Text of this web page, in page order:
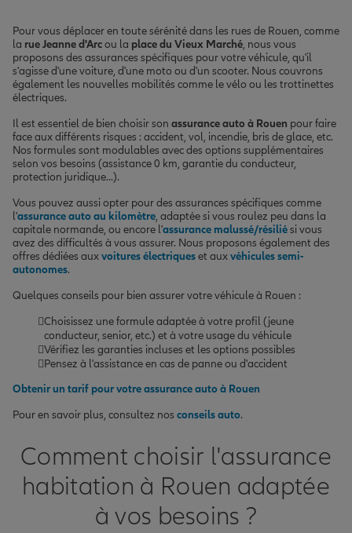
Pour vous déplacer en toute sérénité dans les rues de Rouen, comme
la rue Jeanne d'Arcou la place du Vieux Marché, nous vous
proposons des assurances spécifiques pour votre véhicule, qu'il
s'agisse d'une voiture, d'une moto ou d'un scooter. Nous couvrons
également les nouvelles mobilités comme le vélo ou les trottinettes
électriques.
Il est essentiel de bien choisir son assurance auto à Rouen pour faire
face aux différents risques : accident, vol, incendie, bris de glace, etc.
Nos formules sont modulables avec des options supplémentaires
selon vos besoins (assistance 0 km, garantie du conducteur,
protection juridique...).
Vous pouvez aussi opter pour des assurances spécifiques comme
l'assurance auto au kilomètre, adaptée si vous roulez peu dans la
capitale normande, ou encore l'assurance malussé/résiliési vous
avez des difficultés à vous assurer. Nous proposons également des
offres dédiées auxvoitures électriqueset auxvéhicules semi-
autonomes.
Quelques conseils pour bien assurer votre véhicule à Rouen :
Choisissez une formule adaptée à votre profil (jeune
conducteur, senior, etc.) et à votre usage du véhicule
Vérifiez les garanties incluses et les options possibles
Pensez à l'assistance en cas de panne ou d'accident
Obtenir un tarif pour votre assurance auto à Rouen
Pour en savoir plus, consultez nos conseils auto.
Comment choisir l'assurance
habitation à Rouen adaptée
à vos besoins ?